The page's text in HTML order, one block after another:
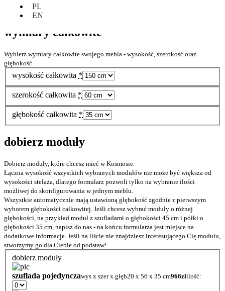
PL
EN
wymiary całkowite
Wybierz wymiary całkowite swojego mebla - wysokość, szerokość oraz
głębokość.
wysokość całkowita *
szerokość całkowita *
głębokość całkowita *
dobierz moduły
Dobierz moduły, które chcesz mieć w Kosmosie.
Łączna wysokość wszystkich wybranych modułów nie może być większa od
wysokości stelaża, dlatego formularz pozwoli tylko na wybranie ilości
możliwej do skonfigurowania w jednym meblu.
Wszystkie automatycznie mają ustawioną głębokość zgodnie z pierwszym
wyborem głębokości całkowitej. Jeśli chcesz wybrać moduły o różnej
głębokości, na przykład moduł z szufladami o głębokości 45 cm i półki o
głębokości 35 cm, napisz do nas - na końcu formularza jest miejsce na
dodatkowe informacje. Jeśli na liście nie znajdziesz interesującego Cię modułu,
stworzymy go dla Ciebie od podstaw!
dobierz moduły
szuflada pojedynczawys x szer x głęb20 x 56 x 35 cm966złilość: